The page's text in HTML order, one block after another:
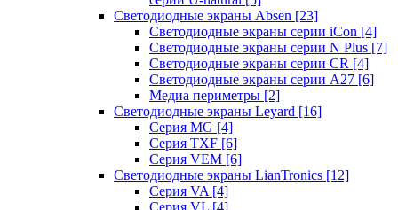
Светодиодные экраны Absen [23]
Светодиодные экраны серии iCon [4]
Светодиодные экраны серии N Plus [7]
Светодиодные экраны серии CR [4]
Светодиодные экраны серии А27 [6]
Медиа периметры [2]
Светодиодные экраны Leyard [16]
Серия MG [4]
Серия TXF [6]
Серия VEM [6]
Светодиодные экраны LianTronics [12]
Серия VA [4]
Серия VL [4]